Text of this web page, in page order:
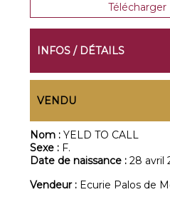
Télécharger
INFOS / DÉTAILS
VENDU
Nom :YELD TO CALL
Sexe : F.
Date de naissance :28 avril
Vendeur : Ecurie Palos de